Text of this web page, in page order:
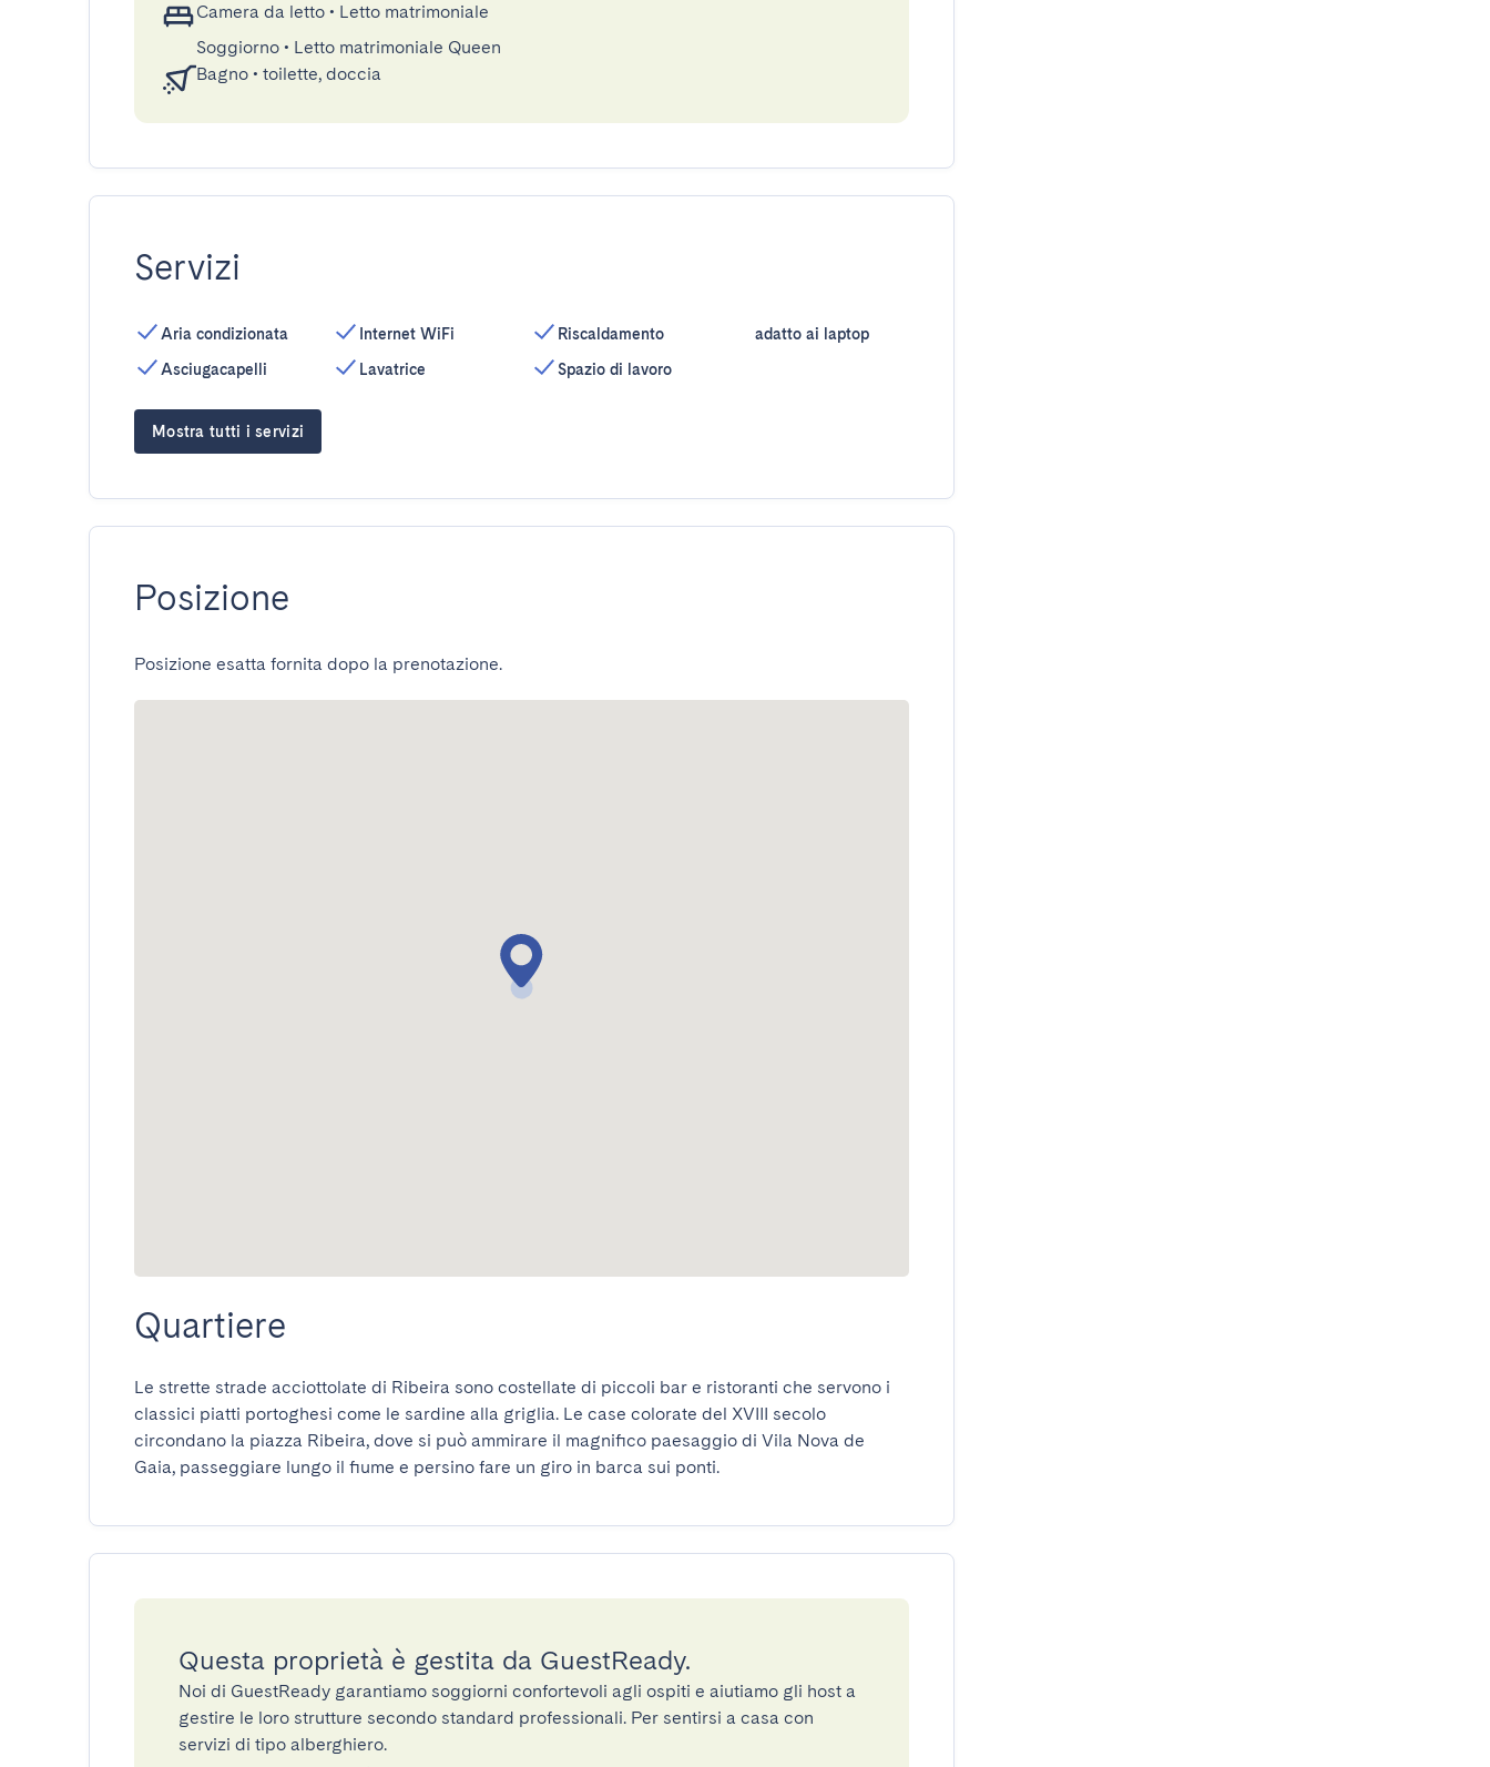
Camera da letto • Letto matrimoniale
Soggiorno • Letto matrimoniale Queen
Bagno • toilette, doccia
Servizi
Aria condizionata
Asciugacapelli
Internet WiFi
Lavatrice
Riscaldamento
Spazio di lavoro
adatto ai laptop
Mostra tutti i servizi
Posizione
Posizione esatta fornita dopo la prenotazione.
Quartiere
Le strette strade acciottolate di Ribeira sono costellate di piccoli bar e ristoranti che servono i
classici piatti portoghesi come le sardine alla griglia. Le case colorate del XVIII secolo
circondano la piazza Ribeira, dove si può ammirare il magnifico paesaggio di Vila Nova de
Gaia, passeggiare lungo il fiume e persino fare un giro in barca sui ponti.
Questa proprietà è gestita da GuestReady.
Noi di GuestReady garantiamo soggiorni confortevoli agli ospiti e aiutiamo gli host a
gestire le loro strutture secondo standard professionali. Per sentirsi a casa con
servizi di tipo alberghiero.